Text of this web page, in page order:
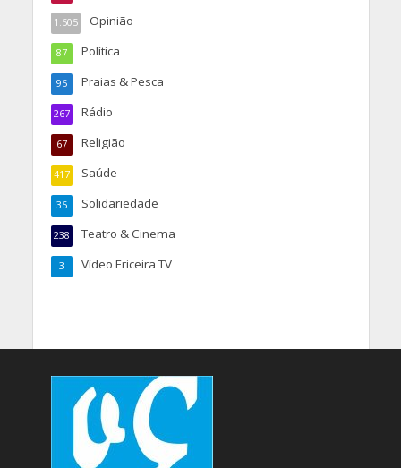
Opinião
1.505
Política
87
Praias & Pesca
95
Rádio
267
Religião
67
Saúde
417
Solidariedade
35
Teatro & Cinema
238
Vídeo Ericeira TV
3